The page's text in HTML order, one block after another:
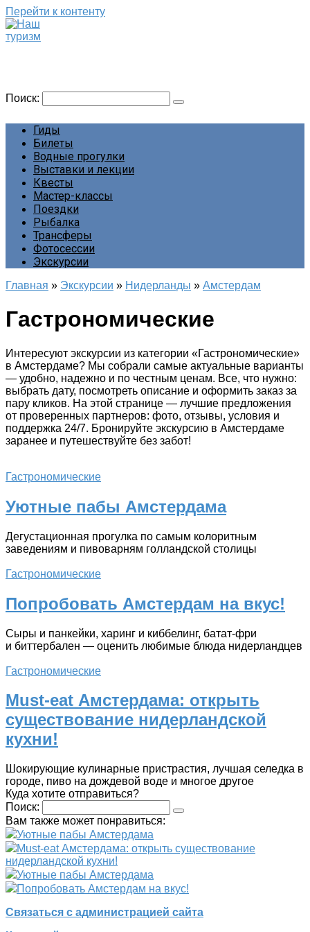
Перейти к контенту
Поиск:
Гиды
Билеты
Водные прогулки
Выставки и лекции
Квесты
Мастер-классы
Поездки
Рыбалка
Трансферы
Фотосессии
Экскурсии
Главная » Экскурсии » Нидерланды » Амстердам
Гастрономические
Интересуют экскурсии из категории «Гастрономические»
в Амстердаме? Мы собрали самые актуальные варианты
— удобно, надежно и по честным ценам. Все, что нужно:
выбрать дату, посмотреть описание и оформить заказ за
пару кликов. На этой странице — лучшие предложения
от проверенных партнеров: фото, отзывы, условия и
поддержка 24/7. Бронируйте экскурсию в Амстердаме
заранее и путешествуйте без забот!
Гастрономические
Уютные пабы Амстердама
Дегустационная прогулка по самым колоритным
заведениям и пивоварням голландской столицы
Гастрономические
Попробовать Амстердам на вкус!
Сыры и панкейки, харинг и киббелинг, батат-фри
и биттербален — оценить любимые блюда нидерландцев
Гастрономические
Must-eat Амстердама: открыть
существование нидерландской
кухни!
Шокирующие кулинарные пристрастия, лучшая селедка в
городе, пиво на дождевой воде и многое другое
Куда хотите отправиться?
Поиск:
Вам также может понравиться:
Уютные пабы Амстердама
Must-eat Амстердама: открыть существование
нидерландской кухни!
Уютные пабы Амстердама
Попробовать Амстердам на вкус!
Связаться с администрацией сайта